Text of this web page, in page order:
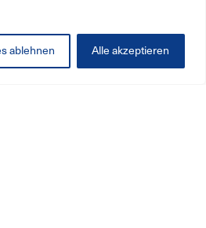
ablehnen Alle akzeptieren